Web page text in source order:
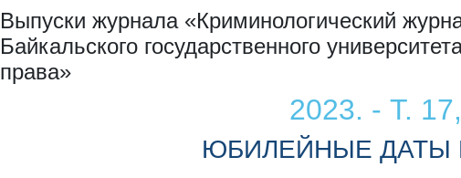
Выпуски журнала «Криминологический
Байкальского государственного
права»
2023. - Т.
ЮБИЛЕЙНЫЕ ДАТЫ